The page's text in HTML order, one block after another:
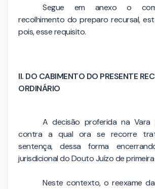
Segue em anexo o
recolhimento do preparo recursal,
pois, esse requisito.
II. DO CABIMENTO DO PRESENTE
ORDINÁRIO
A decisão proferida na Vara
contra a qual ora se recorre
sentença, dessa forma
jurisdicional do Douto Juízo de
Neste contexto, o reexame